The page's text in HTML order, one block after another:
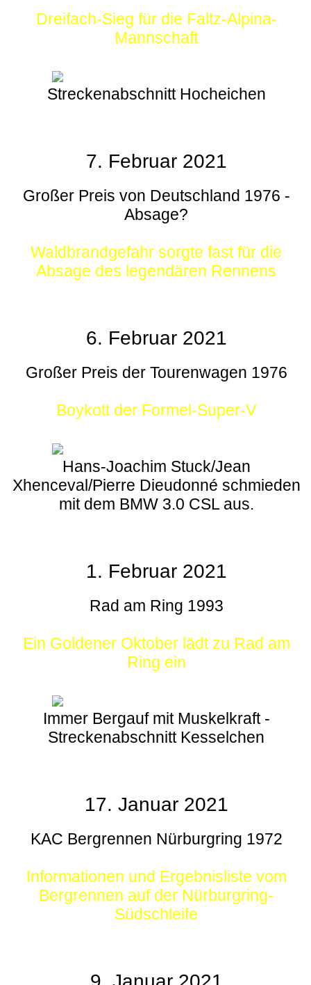
Dreifach-Sieg für die Faltz-Alpina-
Mannschaft
Streckenabschnitt Hocheichen
7. Februar 2021
Großer Preis von Deutschland 1976 -
Absage?
Waldbrandgefahr sorgte fast für die
Absage des legendären Rennens
6. Februar 2021
Großer Preis der Tourenwagen 1976
Boykott der Formel-Super-V
Hans-Joachim Stuck/Jean
Xhenceval/Pierre Dieudonné schmieden
mit dem BMW 3.0 CSL aus.
1. Februar 2021
Rad am Ring 1993
Ein Goldener Oktober lädt zu Rad am
Ring ein
Immer Bergauf mit Muskelkraft -
Streckenabschnitt Kesselchen
17. Januar 2021
KAC Bergrennen Nürburgring 1972
Informationen und Ergebnisliste vom
Bergrennen auf der Nürburgring-
Südschleife